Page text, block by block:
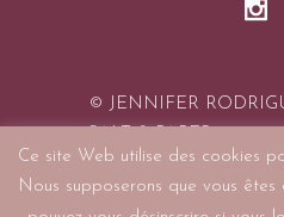
© JENNIFER
Ce site Web utilise des cookies
Nous supposerons que vous